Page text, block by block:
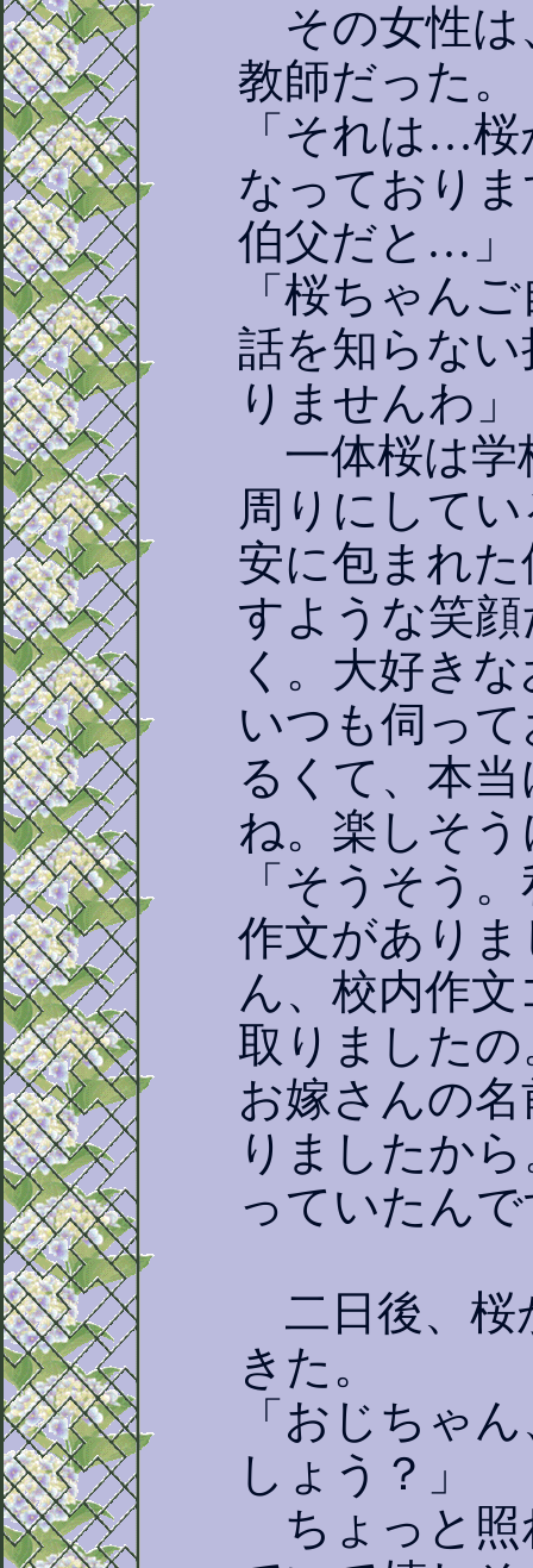
その女性は
教師だった。
「それは…
なっており
伯父だと…」
「桜ちゃん
話を知らな
りませんわ」
一体桜は学
周りにして
安に包まれ
すような笑
く。大好き
いつも伺っ
るくて、本
ね。楽しそ
「そうそう
作文があり
ん、校内作
取りました
お嫁さんの
りましたか
っていたん
二日後、桜
きた。
「おじちゃ
しょう？」
ちょっと照